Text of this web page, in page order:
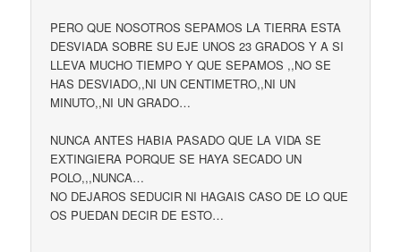
PERO QUE NOSOTROS SEPAMOS LA TIERRA ESTA
DESVIADA SOBRE SU EJE UNOS 23 GRADOS Y A SI
LLEVA MUCHO TIEMPO Y QUE SEPAMOS ,,NO SE
HAS DESVIADO,,NI UN CENTIMETRO,,NI UN
MINUTO,,NI UN GRADO…
NUNCA ANTES HABIA PASADO QUE LA VIDA SE
EXTINGIERA PORQUE SE HAYA SECADO UN
POLO,,,NUNCA…
NO DEJAROS SEDUCIR NI HAGAIS CASO DE LO QUE
OS PUEDAN DECIR DE ESTO…